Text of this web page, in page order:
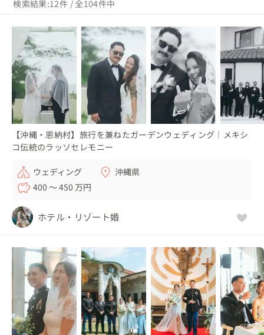
検索結果:12件 / 全104件中
【沖縄・恩納村】旅行を兼ねたガーデンウェディング｜メキシ
コ伝統のラッソセレモニー
ウェディング
沖縄県
400 〜 450 万円
ホテル・リゾート婚